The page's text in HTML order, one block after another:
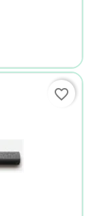
favorite_border